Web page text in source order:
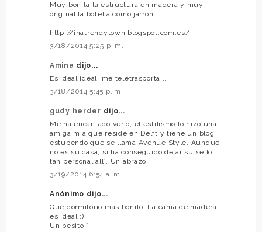
Muy bonita la estructura en madera y muy
original la botella como jarrón.
http://inatrendytown.blogspot.com.es/
3/18/2014 5:25 p. m.
Amina dijo...
Es ideal ideal! me teletrasporta...
3/18/2014 5:45 p. m.
gudy herder dijo...
Me ha encantado verlo, el estilismo lo hizo una
amiga mía que reside en Delft y tiene un blog
estupendo que se llama Avenue Style. Aunque
no es su casa, sí ha conseguido dejar su sello
tan personal allì. Un abrazo.
3/19/2014 6:54 a. m.
Anónimo dijo...
Qué dormitorio más bonito! La cama de madera
es ideal :)
Un besito *